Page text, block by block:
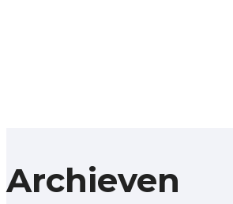
Archieven